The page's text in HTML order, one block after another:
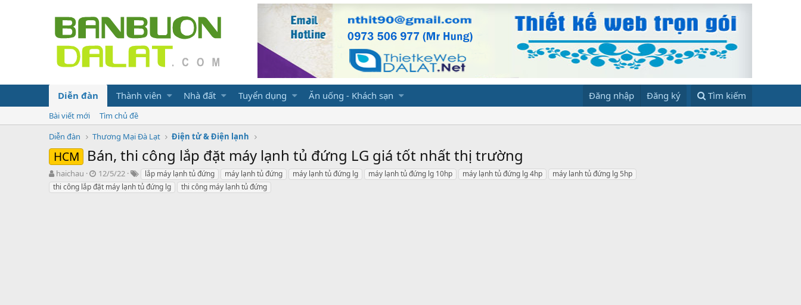
Diễn đàn Thành viên Nhà đất Tuyển dụng Ăn uống - Khách sạn Đăng nhập Đăng ký Tìm kiếm
Bài viết mới
Tìm chủ đề
Diễn đàn
Thương Mại Đà Lạt Điện tử & Điện lạnh
HCM Bán, thi công lắp đặt máy lạnh tủ đứng LG giá tốt nhất thị trường
N
g
ư
haichau
N
g
à
12/5/22
T
ừ
k
lắp máy lạnh tủ đứng máy lạnh tủ đứng máy lạnh tủ đứng lg máy lạnh tủ đứng lg 10hp máy lạnh tủ đứng lg 4hp
máy lanh tủ đứng lg 5hp
thi công lắp đặt máy lạnh tủ đứng lg
thi công máy lạnh tủ đứng